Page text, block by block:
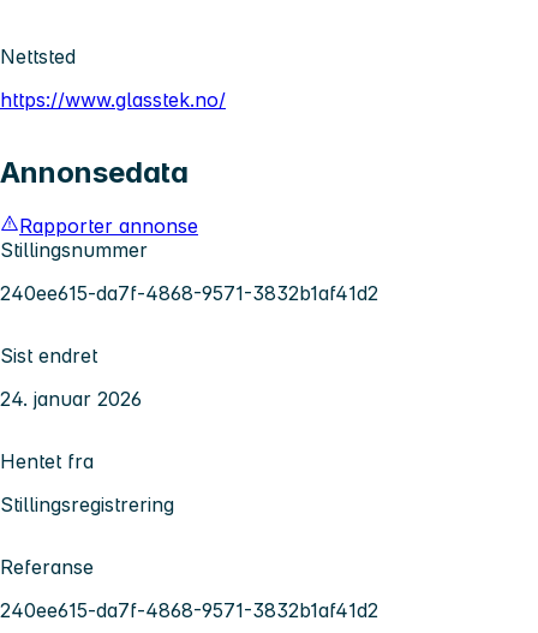
Nettsted
https://www.glasstek.no/
Annonsedata
Rapporter annonse
Stillingsnummer
240ee615-da7f-4868-9571-3832b1af41d2
Sist endret
24. januar 2026
Hentet fra
Stillingsregistrering
Referanse
240ee615-da7f-4868-9571-3832b1af41d2